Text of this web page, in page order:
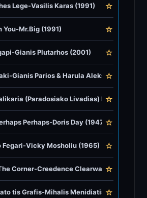
Lege-Vasilis Karas (1991) ☆
You-Mr.Big (1991) ☆
Gianis Plutarhos (2001) ☆
Gianis Parios & Harula Aleksiu (1973)
☆
(Paradosiako Livadias) Domna
☆
Perhaps-Doris Day (1947)☆
Fegari-Vicky Mosholiu (1965) ☆
Corner-Creedence Clearwater Revival
☆
tis Grafis-Mihalis Menidiatis (1980)
☆